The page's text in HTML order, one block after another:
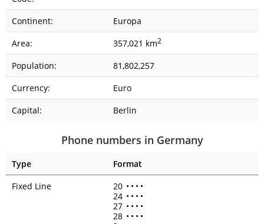
Continent:
Europa
Area:
357,021 km2
Population:
81,802,257
Currency:
Euro
Capital:
Berlin
Phone numbers in Germany
Type
Format
Fixed Line
20 • • • •
24 • • • •
27 • • • •
28 • • • •